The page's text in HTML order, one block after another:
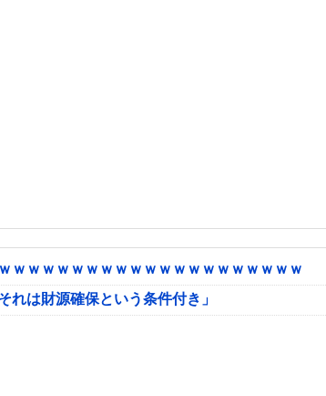
ｗｗｗｗｗｗｗｗｗｗｗｗｗｗｗｗｗｗｗｗ
は財源確保という条件付き」